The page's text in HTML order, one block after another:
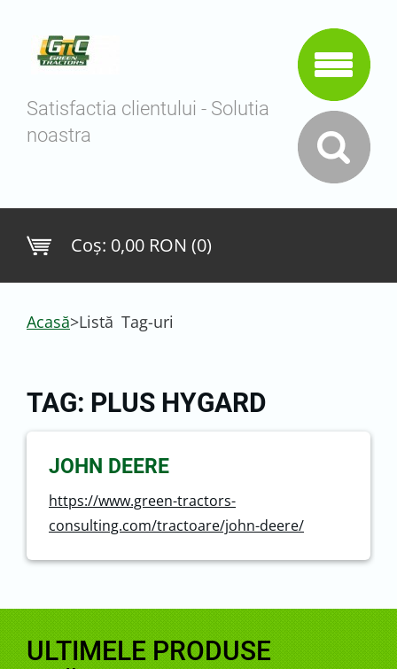
Satisfactia clientului - Solutia
noastra
Coş: 0,00 RON (0)
Acasă>Listă Tag-uri
TAG: PLUS HYGARD
JOHN DEERE
https://www.green-tractors-
consulting.com/tractoare/john-deere/
ULTIMELE PRODUSE